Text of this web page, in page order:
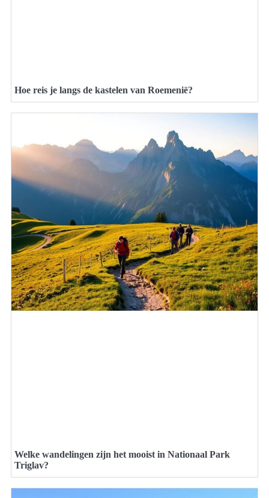
Hoe reis je langs de kastelen van Roemenië?
Welke wandelingen zijn het mooist in Nationaal Park
Triglav?